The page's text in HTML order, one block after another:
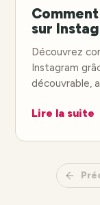
sur
Découvrez
Instagram
découvrable,
Lire la suite